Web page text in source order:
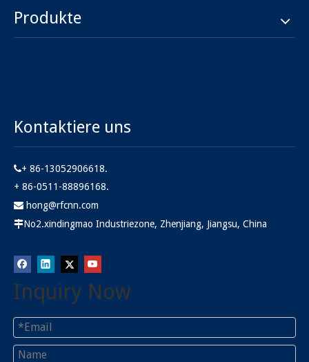
Produkte
Kontaktiere uns
+ 86-13052906618.
+ 86-0511-88896168.
 hong@rfcnn.com
No2.xindingmao Industriezone, Zhenjiang, Jiangsu, China
Inquiry Now